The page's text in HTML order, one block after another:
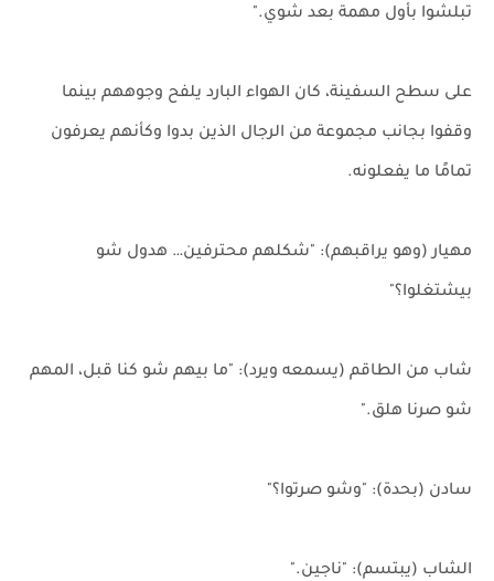
تبلشوا بأول مهمة بعد شوي."
على سطح السفينة، كان الهواء البارد يلفح وجوههم بينما
وقفوا بجانب مجموعة من الرجال الذين بدوا وكأنهم يعرفون
تمامًا ما يفعلونه.
مهيار (وهو يراقبهم): "شكلهم محترفين… هدول شو
بيشتغلوا؟"
شاب من الطاقم (يسمعه ويرد): "ما بيهم شو كنا قبل، المهم
شو صرنا هلق."
سادن (بحدة): "وشو صرتوا؟"
الشاب (يبتسم): "ناجين."